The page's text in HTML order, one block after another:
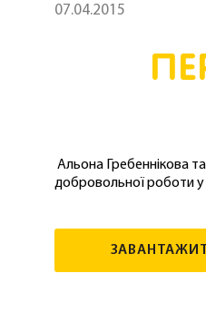
07.04.2015
Альона Гребеннікова
добровольної роботи